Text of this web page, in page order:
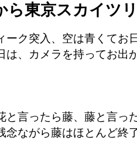
ら東京スカイツ
ーク突入、空は青くてお
、カメラを持ってお出
と言ったら藤、藤と言っ
ながら藤はほとんど終